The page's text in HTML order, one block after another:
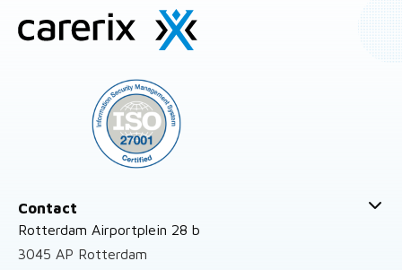
Site
footer
Contact
Rotterdam Airportplein 28 b
3045 AP Rotterdam